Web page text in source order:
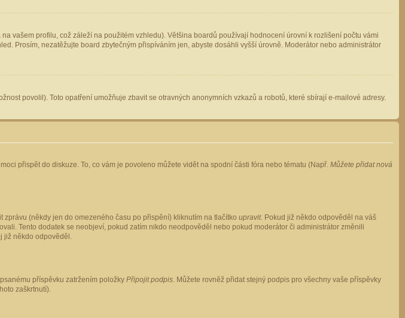
vašem profilu, což záleží na použitém vzhledu). Většina boardů používají hodnocení úrovní k rozlišení počtu vámi
Prosím, nezatěžujte board zbytečným přispíváním jen, abyste dosáhli vyšší úrovně. Moderátor nebo administrátor
povolil). Toto opatření umožňuje zbavit se otravných anonymních vzkazů a robotů, které sbírají e-mailové adresy.
přispět do diskuze. To, co vám je povoleno můžete vidět na spodní části fóra nebo tématu (Např. Můžete přidat nová
(někdy jen do omezeného času po přispění) kliknutím na tlačítko upravit. Pokud již někdo odpověděl na váš
Tento dodatek se neobjeví, pokud zatím nikdo neodpověděl nebo pokud moderátor či administrátor změnili
již někdo odpověděl.
příspěvku zatržením položky Připojit podpis. Můžete rovněž přidat stejný podpis pro všechny vaše příspěvky
zaškrtnutí).